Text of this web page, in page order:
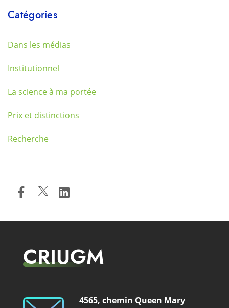
Catégories
Dans les médias
Institutionnel
La science à ma portée
Prix et distinctions
Recherche
CRIUGM
4565, chemin Queen Mary